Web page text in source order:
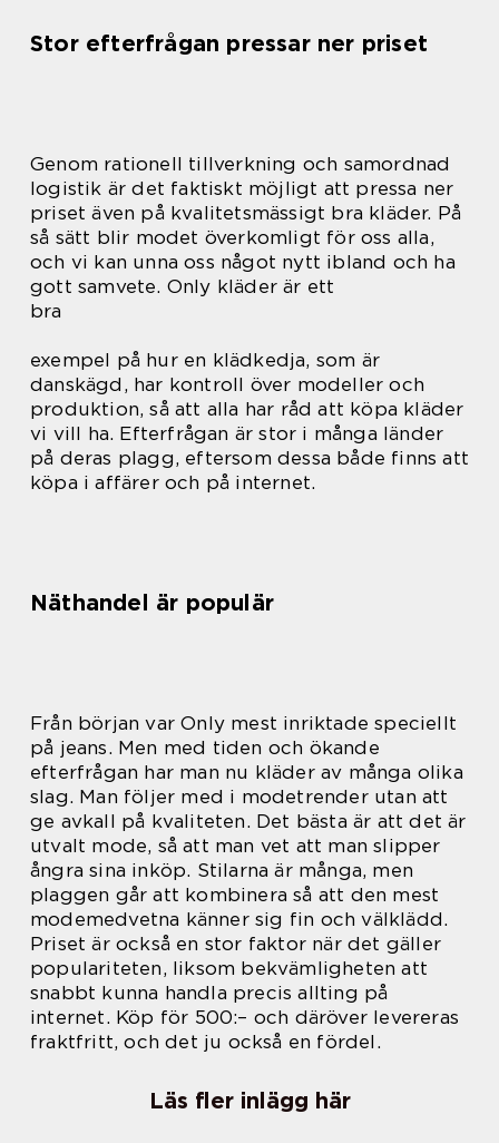
Stor efterfrågan pressar ner priset
Genom rationell tillverkning och samordnad
logistik är det faktiskt möjligt att pressa ner
priset även på kvalitetsmässigt bra kläder. På
så sätt blir modet överkomligt för oss alla,
och vi kan unna oss något nytt ibland och ha
gott samvete. Only kläder är ett
bra
exempel på hur en klädkedja, som är
danskägd, har kontroll över modeller och
produktion, så att alla har råd att köpa kläder
vi vill ha. Efterfrågan är stor i många länder
på deras plagg, eftersom dessa både finns att
köpa i affärer och på internet.
Näthandel är populär
Från början var Only mest inriktade speciellt
på jeans. Men med tiden och ökande
efterfrågan har man nu kläder av många olika
slag. Man följer med i modetrender utan att
ge avkall på kvaliteten. Det bästa är att det är
utvalt mode, så att man vet att man slipper
ångra sina inköp. Stilarna är många, men
plaggen går att kombinera så att den mest
modemedvetna känner sig fin och välklädd.
Priset är också en stor faktor när det gäller
populariteten, liksom bekvämligheten att
snabbt kunna handla precis allting på
internet. Köp för 500:– och däröver levereras
fraktfritt, och det ju också en fördel.
Läs fler inlägg här